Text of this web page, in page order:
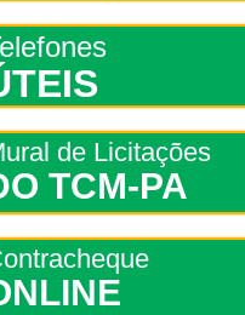
de Licitações
TCM-PA